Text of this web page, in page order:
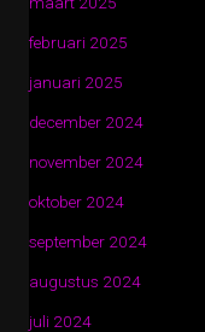
februari 2025
januari 2025
december 2024
november 2024
oktober 2024
september 2024
augustus 2024
juli 2024